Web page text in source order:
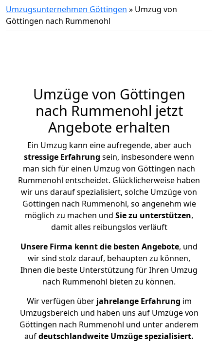
Umzugsunternehmen Göttingen » Umzug von
Göttingen nach Rummenohl
Umzüge von Göttingen
nach Rummenohl jetzt
Angebote erhalten
Ein Umzug kann eine aufregende, aber auch
stressige Erfahrung sein, insbesondere wenn
man sich für einen Umzug von Göttingen nach
Rummenohl entscheidet. Glücklicherweise haben
wir uns darauf spezialisiert, solche Umzüge von
Göttingen nach Rummenohl, so angenehm wie
möglich zu machen und Sie zu unterstützen,
damit alles reibungslos verläuft
Unsere Firma kennt die besten Angebote, und
wir sind stolz darauf, behaupten zu können,
Ihnen die beste Unterstützung für Ihren Umzug
nach Rummenohl bieten zu können.
Wir verfügen überjahrelange Erfahrung im
Umzugsbereich und haben uns auf Umzüge von
Göttingen nach Rummenohl und unter anderem
aufdeutschlandweite Umzüge spezialisiert.